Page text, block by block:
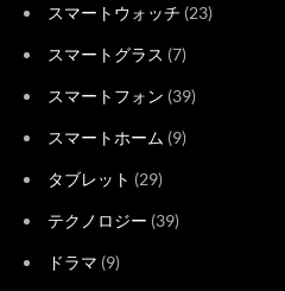
スマートウォッチ (23)
スマートグラス (7)
スマートフォン (39)
スマートホーム (9)
タブレット (29)
テクノロジー (39)
ドラマ (9)